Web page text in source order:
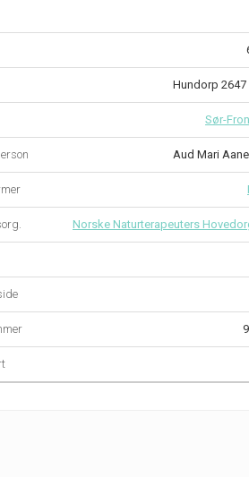
Hundorp 2647
Sør-Fron
Aud Mari
Norske Naturterapeuters